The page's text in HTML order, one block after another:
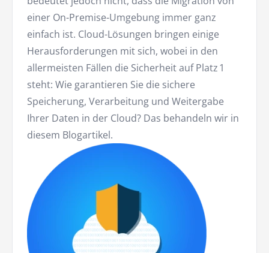
einer On-Premise-Umgebung immer ganz
einfach ist. Cloud-Lösungen bringen einige
Herausforderungen mit sich, wobei in den
allermeisten Fällen die Sicherheit auf Platz 1
steht: Wie garantieren Sie die sichere
Speicherung, Verarbeitung und Weitergabe
Ihrer Daten in der Cloud? Das behandeln wir in
diesem Blogartikel.